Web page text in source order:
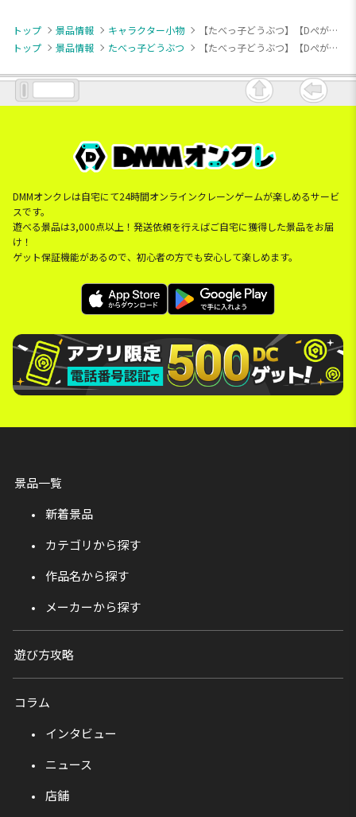
トップ 景品情報 キャラクター小物
【たべっ子どうぶつ】【Dぺがさすちゃん】たべっ子どうぶつ THE MOVIE スーパーアイドル マスコット②
トップ
景品情報 たべっ子どうぶつ 【たべっ子どうぶつ】【Dぺがさすちゃん】たべっ子どうぶつ THE MOVIE スーパーアイドル マスコット②
DMMオンクレは自宅にて24時間オンラインクレーンゲームが楽しめるサービ
スです。
遊べる景品は3,000点以上！発送依頼を行えばご自宅に獲得した景品をお届
け！
ゲット保証機能があるので、初心者の方でも安心して楽しめます。
景品一覧
新着景品
カテゴリから探す
作品名から探す
メーカーから探す
遊び方攻略
コラム
インタビュー
ニュース
店舗